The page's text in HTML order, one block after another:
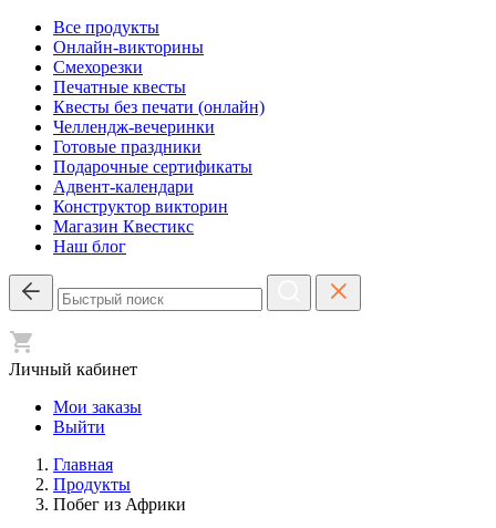
Все продукты
Онлайн-викторины
Смехорезки
Печатные квесты
Квесты без печати (онлайн)
Челлендж-вечеринки
Готовые праздники
Подарочные сертификаты
Адвент-календари
Конструктор викторин
Магазин Квестикс
Наш блог
Личный кабинет
Мои заказы
Выйти
Главная
Продукты
Побег из Африки